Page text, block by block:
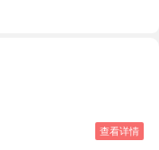
查看详情